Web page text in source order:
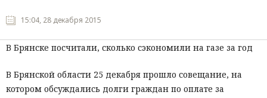
15:04, 28 декабря 2015
В Брянске посчитали, сколько сэкономили на газе за год
В Брянской области 25 декабря прошло совещание, на
котором обсуждались долги граждан по оплате за